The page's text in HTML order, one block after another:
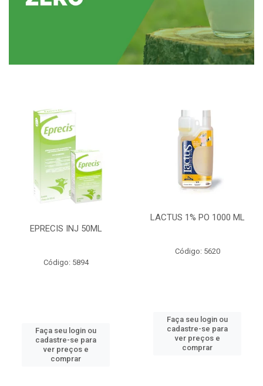
EPRECIS INJ 50ML
Código: 5894
Faça seu login ou
cadastre-se para
ver preços e
comprar
LACTUS 1% PO 1000 ML
Código: 5620
Faça seu login ou
cadastre-se para
ver preços e
comprar